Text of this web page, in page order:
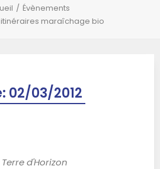
Évènements
maraîchage bio
02/03/2012
d'Horizon